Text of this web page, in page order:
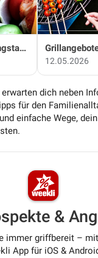
Rezepte und Pfingstangebote bei REWE!
12.05.2026
erwarten dich neben
für den
einfache Wege,
&
immer griffbereit –
App für iOS &